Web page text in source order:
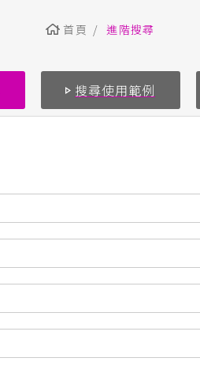
首頁 進階搜尋
搜尋使用範例